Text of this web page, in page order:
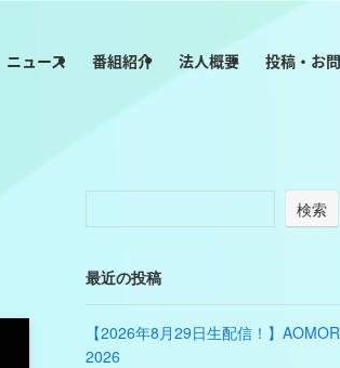
ニュース 番組紹介 法人概要 投稿・お
検索
最近の投稿
【2026年8月29日生配信！】
2026